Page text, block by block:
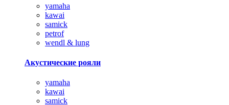
yamaha
kawai
samick
petrof
wendl & lung
Акустические рояли
yamaha
kawai
samick